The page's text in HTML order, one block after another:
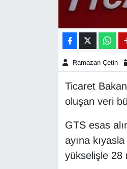
Ramazan Çetin
Ticaret
oluşan veri
GTS esas
ayına
yükselişle 28
HABERDE İNSAN